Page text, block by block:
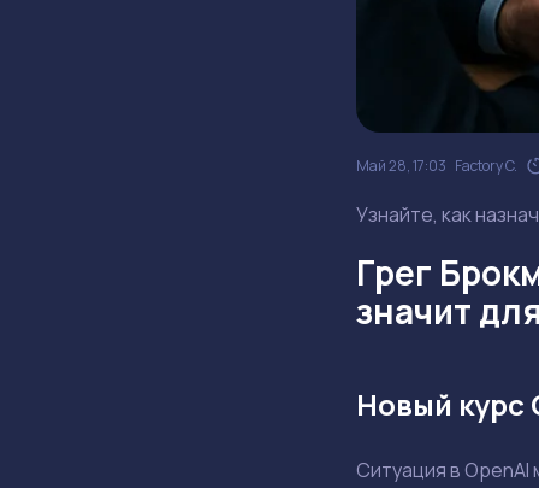
Май 28, 17:03 Factory C.
Узнайте, как
Грег
значит
Новый курс
Ситуация в